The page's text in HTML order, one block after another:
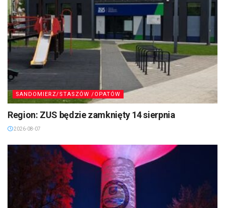
SANDOMIERZ/STASZÓW /OPATÓW
Region: ZUS będzie zamknięty 14 sierpnia
2026-08-07